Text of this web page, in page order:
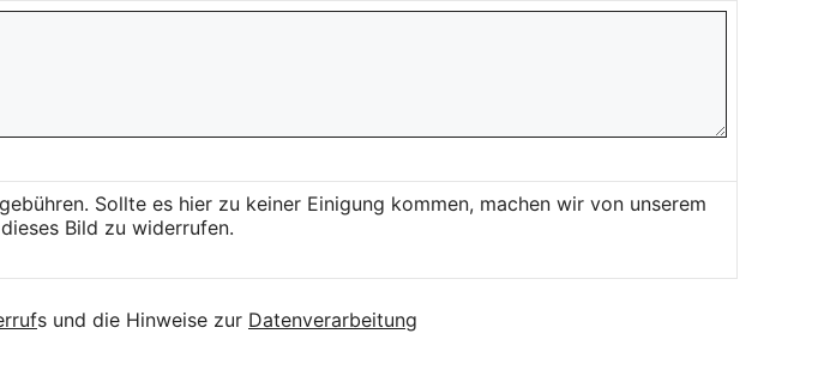
Sollte es hier zu keiner Einigung kommen, machen wir von unserem
Bild zu widerrufen.
s und die Hinweise zur Datenverarbeitung